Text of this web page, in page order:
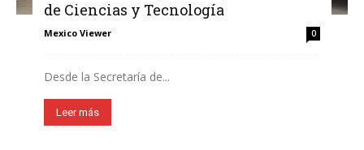
de Ciencias y Tecnología
Mexico Viewer 0
Desde la Secretaría de...
Leer más